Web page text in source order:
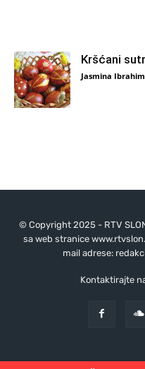
Kršćani
Jasmina
© Copyright 2025 - RTV
sa web stranice
mail adrese:
Kontaktirajte